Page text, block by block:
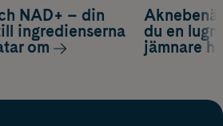
du en
jämnare
NAD+ – din
ingredienserna
om